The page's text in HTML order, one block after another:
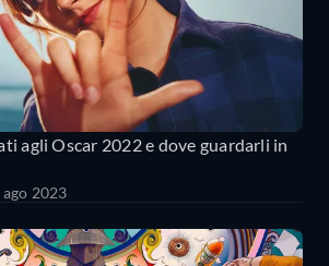
agli Oscar 2022 e dove guardarli in
2023